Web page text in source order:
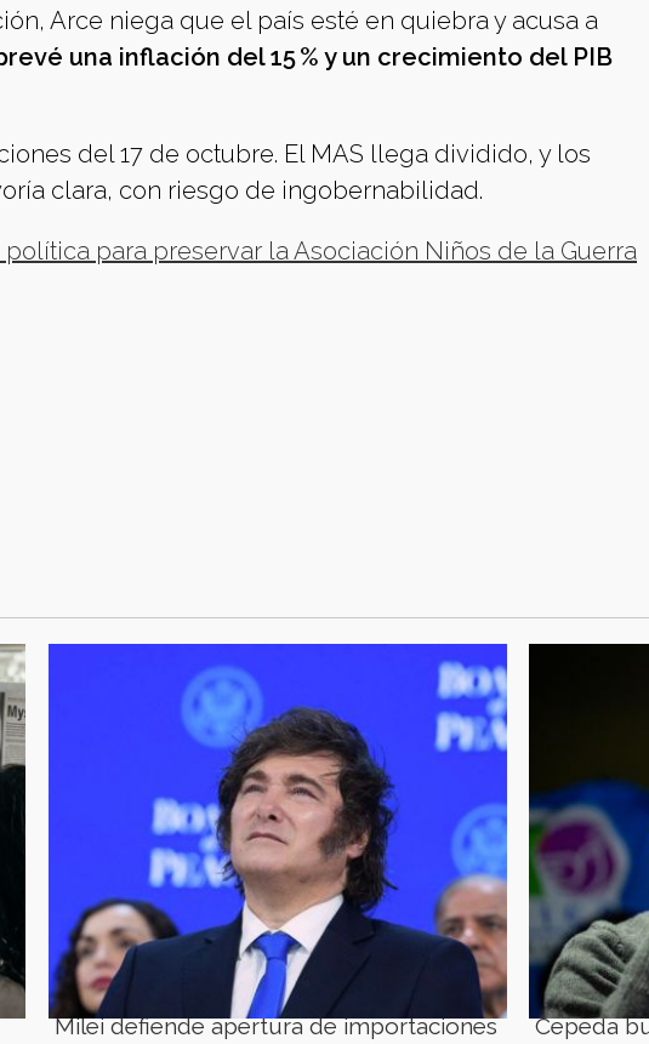
Arce niega que el país esté en quiebra y acusa a
una inflación del 15 % y un crecimiento del PIB
del 17 de octubre. El MAS llega dividido, y los
clara, con riesgo de ingobernabilidad.
para preservar la Asociación Niños de la Guerra
Milei defiende apertura de importaciones
Cepeda